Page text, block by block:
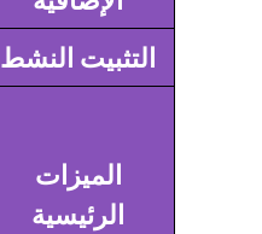
التثبيت النشط
الميزات
الرئيسية